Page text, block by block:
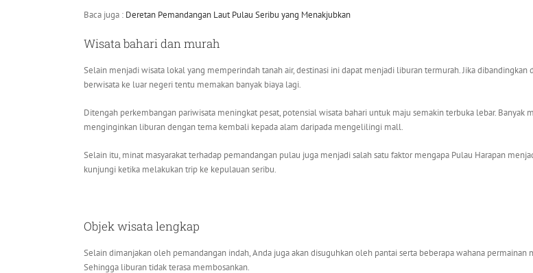
Baca juga : Deretan Pemandangan Laut Pulau Seribu yang Menakjubkan
Wisata bahari dan murah
Selain menjadi wisata lokal yang memperindah tanah air, destinasi ini dapat menjadi liburan termurah. Jika dibandingkan
berwisata ke luar negeri tentu memakan banyak biaya lagi.
Ditengah perkembangan pariwisata meningkat pesat, potensial wisata bahari untuk maju semakin terbuka lebar. Banyak
menginginkan liburan dengan tema kembali kepada alam daripada mengelilingi mall.
Selain itu, minat masyarakat terhadap pemandangan pulau juga menjadi salah satu faktor mengapa Pulau Harapan
kunjungi ketika melakukan trip ke kepulauan seribu.
Objek wisata lengkap
Selain dimanjakan oleh pemandangan indah, Anda juga akan disuguhkan oleh pantai serta beberapa wahana permainan
Sehingga liburan tidak terasa membosankan.